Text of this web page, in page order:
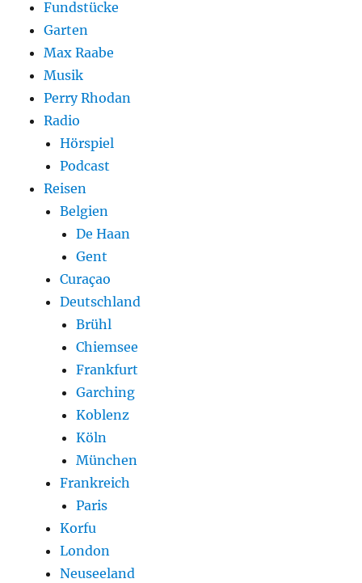
Fundstücke
Garten
Max Raabe
Musik
Perry Rhodan
Radio
Hörspiel
Podcast
Reisen
Belgien
De Haan
Gent
Curaçao
Deutschland
Brühl
Chiemsee
Frankfurt
Garching
Koblenz
Köln
München
Frankreich
Paris
Korfu
London
Neuseeland